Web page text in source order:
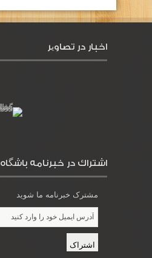
اخبار در تصاویر
اشتراك در خبرنامه باشگاه
مشترک خبرنامه ما شوید